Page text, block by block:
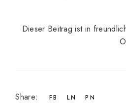
Dieser Beitrag ist in
Share: FB LN PN